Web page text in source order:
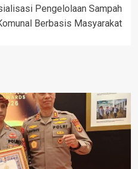
Pengelolaan Sampah
Berbasis Masyarakat